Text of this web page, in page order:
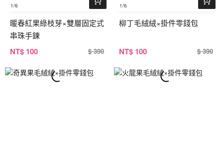
1/6
暖春紅果綠枝芽×雙層固定式
串珠手鍊
NT$ 100 $ 390
1/6
柳丁毛絨絨×掛件零錢包
NT$ 100 $ 390